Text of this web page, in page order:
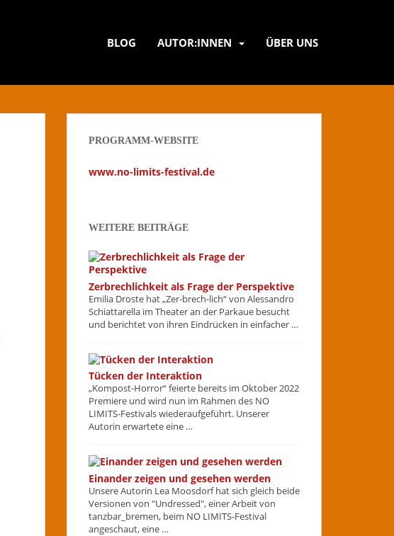
BLOG AUTOR:INNEN ÜBER UNS
PROGRAMM-WEBSITE
www.no-limits-festival.de
WEITERE BEITRÄGE
Zerbrechlichkeit als Frage der Perspektive
Emilia Droste hat „Zer-brech-lich“ von Alessandro
Schiattarella im Theater an der Parkaue besucht
und berichtet von ihren Eindrücken in einfacher …
Tücken der Interaktion
„Kompost-Horror“ feierte bereits im Oktober 2022
Premiere und wird nun im Rahmen des NO
LIMITS-Festivals wiederaufgeführt. Unserer
Autorin erwartete eine …
Einander zeigen und gesehen werden
Unsere Autorin Lea Moosdorf hat sich gleich beide
Versionen von "Undressed", einer Arbeit von
tanzbar_bremen, beim NO LIMITS-Festival
angeschaut, eine …